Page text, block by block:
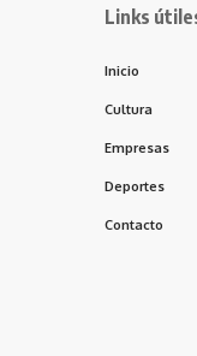
Links
Inicio
Cultura
Empresas
Deportes
Contacto